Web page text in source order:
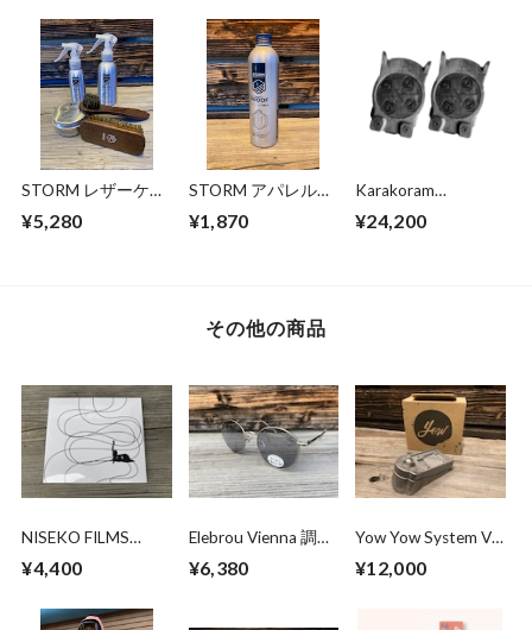
STORM レザーケア
¥5,280
STORM アパレルプ
ｍｌ
¥1,870
Karakoram
CONNECTORS 3.0
¥24,200
その他の商品
NISEKO FILMS
Focus-
¥4,400
Elebrou Vienna 調光
¥6,380
Yow Yow System V4
¥12,000